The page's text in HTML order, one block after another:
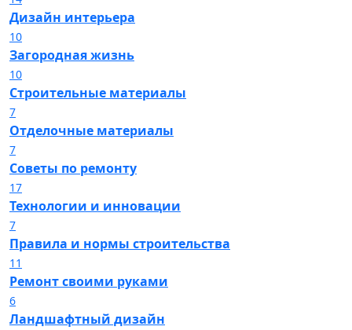
Дизайн интерьера
10
Загородная жизнь
10
Строительные материалы
7
Отделочные материалы
7
Советы по ремонту
17
Технологии и инновации
7
Правила и нормы строительства
11
Ремонт своими руками
6
Ландшафтный дизайн